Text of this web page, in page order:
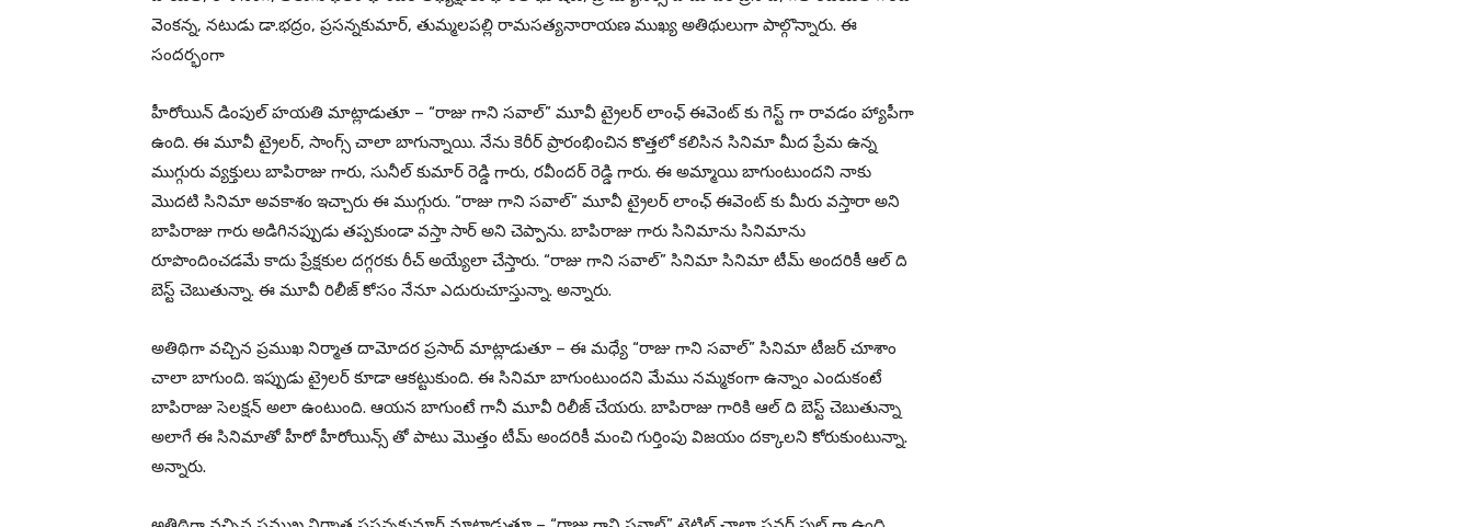
వెంకన్న, నటుడు డా.భద్రం, ప్రసన్నకుమార్, తుమ్మలపల్లి రామసత్యనారాయణ ముఖ్య అతిథులుగా పాల్గొన్నారు. ఈ
సందర్భంగా
హీరోయిన్ డింపుల్ హయతి మాట్లాడుతూ – “రాజు గాని సవాల్” మూవీ ట్రైలర్ లాంఛ్ ఈవెంట్ కు గెస్ట్ గా రావడం హ్యాపీగా
ఉంది. ఈ మూవీ ట్రైలర్, సాంగ్స్ చాలా బాగున్నాయి. నేను కెరీర్ ప్రారంభించిన కొత్తలో కలిసిన సినిమా మీద ప్రేమ ఉన్న
ముగ్గురు వ్యక్తులు బాపిరాజు గారు, సునీల్ కుమార్ రెడ్డి గారు, రవీందర్ రెడ్డి గారు. ఈ అమ్మాయి బాగుంటుందని నాకు
మొదటి సినిమా అవకాశం ఇచ్చారు ఈ ముగ్గురు. “రాజు గాని సవాల్” మూవీ ట్రైలర్ లాంఛ్ ఈవెంట్ కు మీరు వస్తారా అని
బాపిరాజు గారు అడిగినప్పుడు తప్పకుండా వస్తా సార్ అని చెప్పాను. బాపిరాజు గారు సినిమాను సినిమాను
రూపొందించడమే కాదు ప్రేక్షకుల దగ్గరకు రీచ్ అయ్యేలా చేస్తారు. “రాజు గాని సవాల్” సినిమా సినిమా టీమ్ అందరికీ ఆల్ ది
బెస్ట్ చెబుతున్నా. ఈ మూవీ రిలీజ్ కోసం నేనూ ఎదురుచూస్తున్నా. అన్నారు.
అతిథిగా వచ్చిన ప్రముఖ నిర్మాత దామోదర ప్రసాద్ మాట్లాడుతూ – ఈ మధ్యే “రాజు గాని సవాల్” సినిమా టీజర్ చూశాం
చాలా బాగుంది. ఇప్పుడు ట్రైలర్ కూడా ఆకట్టుకుంది. ఈ సినిమా బాగుంటుందని మేము నమ్మకంగా ఉన్నాం ఎందుకంటే
బాపిరాజు సెలక్షన్ అలా ఉంటుంది. ఆయన బాగుంటే గానీ మూవీ రిలీజ్ చేయరు. బాపిరాజు గారికి ఆల్ ది బెస్ట్ చెబుతున్నా
అలాగే ఈ సినిమాతో హీరో హీరోయిన్స్ తో పాటు మొత్తం టీమ్ అందరికీ మంచి గుర్తింపు విజయం దక్కాలని కోరుకుంటున్నా.
అన్నారు.